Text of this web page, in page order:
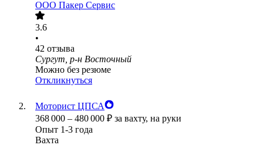
ООО Пакер Сервис
3.6
•
42 отзыва
Сургут, р-н Восточный
Можно без резюме
Откликнуться
Моторист ЦПСА
368 000 – 480 000 ₽ за вахту, на руки
Опыт 1-3 года
Вахта